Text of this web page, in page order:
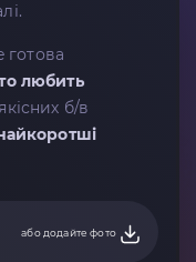
готова
любить
б/в
або додайте фото